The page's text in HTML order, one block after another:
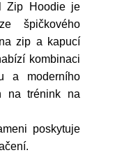
Zip Hoodie je
špičkového
zip a kapucí
kombinaci
a moderního
na trénink na
poskytuje